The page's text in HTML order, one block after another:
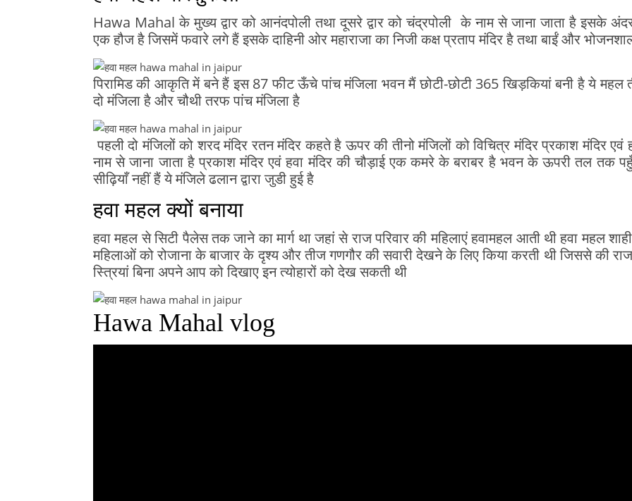
Hawa Mahal के मुख्य द्वार को आनंदपोली तथा दूसरे द्वार को चंद्रपोली के नाम से जाना जाता है इसके
एक हौज है जिसमें फवारे लगे हैं इसके दाहिनी ओर महाराजा का निजी कक्ष प्रताप मंदिर है तथा बाईं और
पिरामिड की आकृति में बने हैं इस 87 फीट ऊँचे पांच मंजिला भवन मैं छोटी-छोटी 365 खिड़कियां बनी है ये महल
दो मंजिला है और चौथी तरफ पांच मंजिला है
पहली दो मंजिलों को शरद मंदिर रतन मंदिर कहते है ऊपर की तीनो मंजिलों को विचित्र मंदिर प्रकाश मंदिर एवं
नाम से जाना जाता है प्रकाश मंदिर एवं हवा मंदिर की चौड़ाई एक कमरे के बराबर है भवन के ऊपरी तल तक
सीढ़ियाँ नहीं हैं ये मंजिले ढलान द्वारा जुडी हुई है
हवा महल क्यों बनाया
हवा महल से सिटी पैलेस तक जाने का मार्ग था जहां से राज परिवार की महिलाएं हवामहल आती थी हवा महल शाही
महिलाओं को रोजाना के बाजार के दृश्य और तीज गणगौर की सवारी देखने के लिए किया करती थी जिससे की राज
स्त्रियां बिना अपने आप को दिखाए इन त्योहारों को देख सकती थी
Hawa Mahal vlog